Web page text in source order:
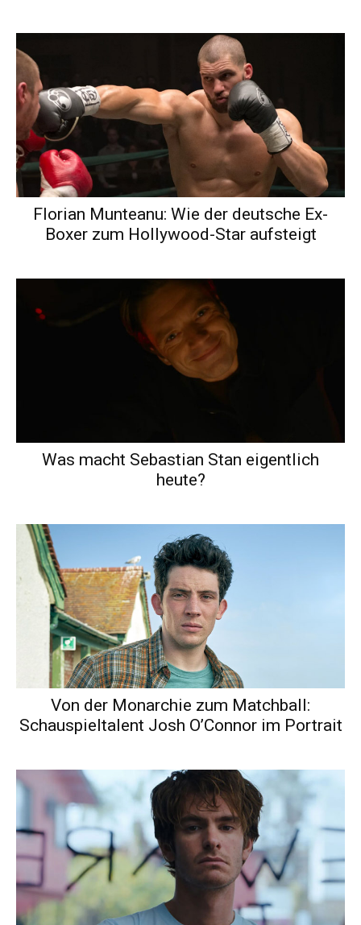
Florian Munteanu: Wie der deutsche Ex-
Boxer zum Hollywood-Star aufsteigt
Was macht Sebastian Stan eigentlich
heute?
Von der Monarchie zum Matchball:
Schauspieltalent Josh O’Connor im Portrait